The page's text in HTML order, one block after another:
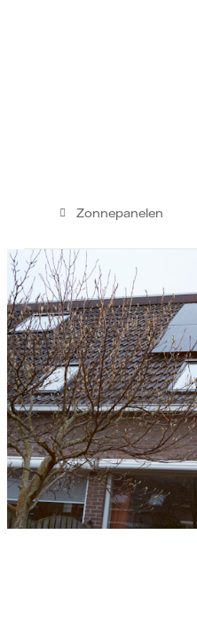
Zonnepanelen